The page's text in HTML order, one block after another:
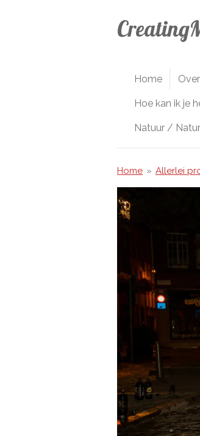
Home
Hoe kan ik je
Natuur /
Home » Allerlei